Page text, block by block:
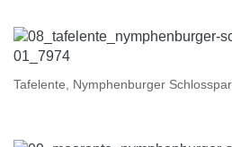
Tafelente, Nymphenburger